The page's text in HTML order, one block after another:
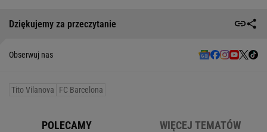
Dziękujemy za przeczytanie
Obserwuj nas
Tito Vilanova FC Barcelona
POLECAMY WIĘCEJ TEMATÓW